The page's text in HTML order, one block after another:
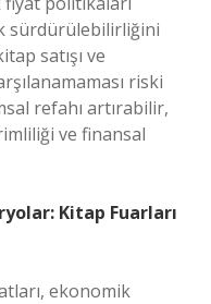
sürdürülebilirliğini
satışı ve
riski
refahı artırabilir,
ve finansal
Kitap Fuarları
ekonomik